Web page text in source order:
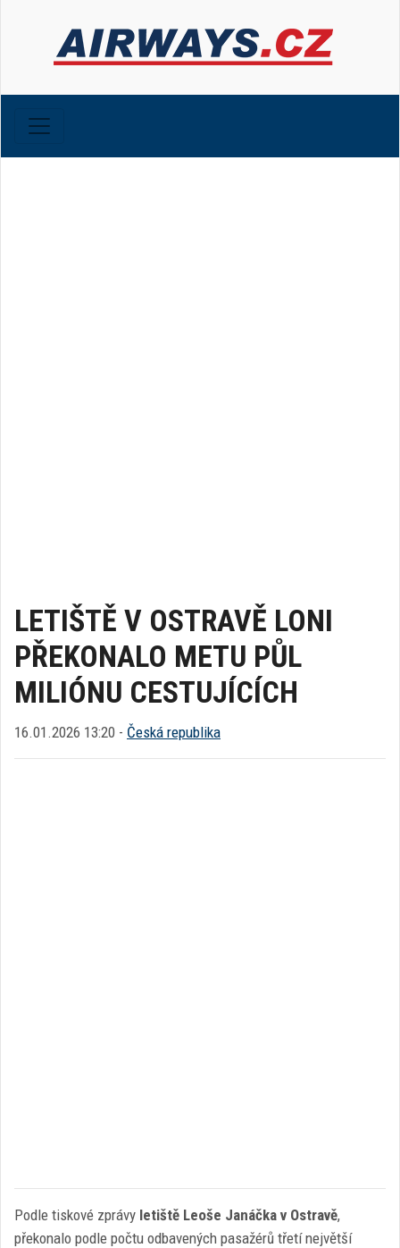
LETIŠTĚ V OSTRAVĚ LONI
PŘEKONALO METU PŮL
MILIÓNU CESTUJÍCÍCH
16.01.2026 13:20 - Česká republika
Podle tiskové zprávy letiště Leoše Janáčka v Ostravě,
překonalo podle počtu odbavených pasažérů třetí největší